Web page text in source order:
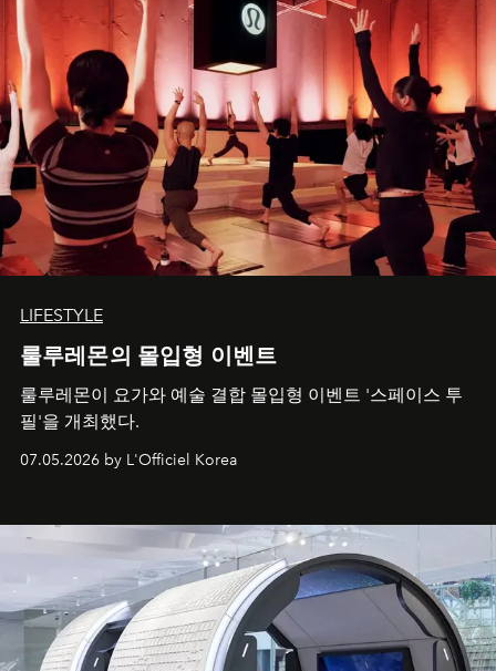
LIFESTYLE
룰루레몬의 몰입형 이벤트
룰루레몬이 요가와 예술 결합 몰입형 이벤트 '스페이스 투
필'을 개최했다.
07.05.2026 by L'Officiel Korea